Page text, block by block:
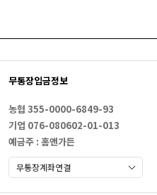
무통장입금정보
농협 355-0000-6849-93
기업 076-080602-01-013
예금주 : 홈앤가든